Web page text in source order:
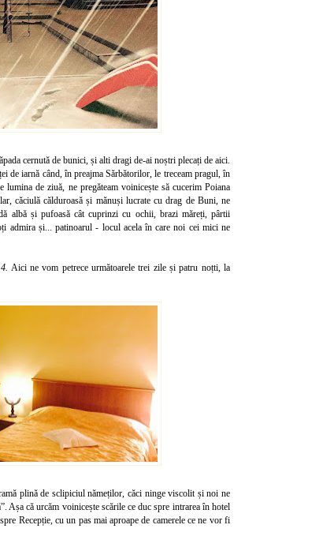
cernută de bunici, și alti dragi de-ai noștri plecați de aici.
de iarnă când, în preajma Sărbătorilor, le treceam pragul, în
de ziuă, ne pregăteam voinicește să cucerim Poiana
căciulă călduroasă și mănuși lucrate cu drag de Buni, ne
albă și pufoasă cât cuprinzi cu ochii, brazi măreți, pârtii
admira și... patinoarul - locul acela în care noi cei mici ne
Aici ne vom petrece următoarele trei zile și patru noțti, la
plină de sclipiciul nămeților, căci ninge viscolit și noi ne
Așa că urcăm voinicește scările ce duc spre intrarea în hotel
Recepție, cu un pas mai aproape de camerele ce ne vor fi